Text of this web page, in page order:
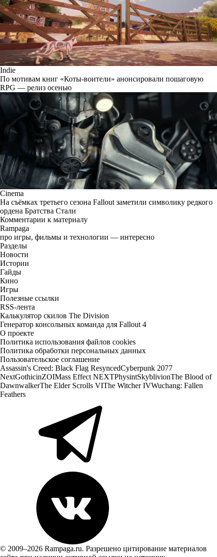
Indie
По мотивам книг «Коты-воители» анонсировали пошаговую
RPG — релиз осенью
Cinema
На съёмках третьего сезона Fallout заметили символику редкого
ордена Братства Стали
Комментарии к материалу
Rampaga
про игры, фильмы и технологии — интересно
Разделы
Новости
Истории
Гайды
Кино
Игры
Полезные ссылки
RSS-лента
Калькулятор скилов The Division
Генератор консольных команда для Fallout 4
О проекте
Политика использования файлов cookies
Политика обработки персональных данных
Пользовательское соглашение
Assassin's Creed: Black Flag ResyncedCyberpunk 2077
NextGothicinZOIMass Effect NEXTPhysintSkyblivionThe Blood of
DawnwalkerThe Elder Scrolls VIThe Witcher IVWuchang: Fallen
Feathers
© 2009–2026 Rampaga.ru. Разрешено цитирование материалов